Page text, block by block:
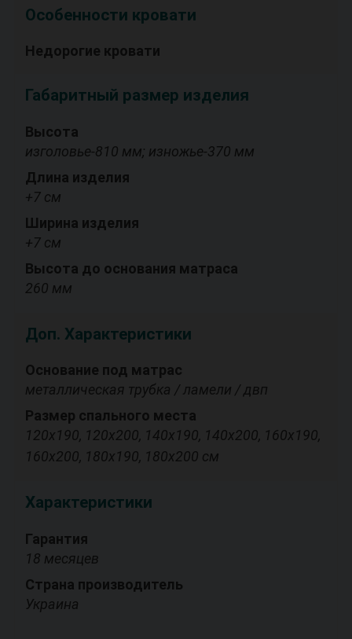
Особенности кровати
Недорогие кровати
Габаритный размер изделия
Высота
изголовье-810 мм; изножье-370 мм
Длина изделия
+7 см
Ширина изделия
+7 см
Высота до основания матраса
260 мм
Доп. Характеристики
Основание под матрас
металлическая трубка / ламели / двп
Размер спального места
120х190, 120х200, 140х190, 140х200, 160х190,
160х200, 180х190, 180х200 см
Характеристики
Гарантия
18 месяцев
Страна производитель
Украина